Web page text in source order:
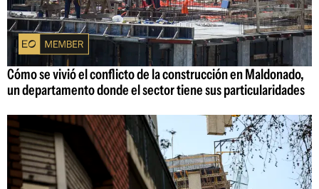
Cómo se vivió el conflicto de la construcción en Maldonado,
un departamento donde el sector tiene sus particularidades